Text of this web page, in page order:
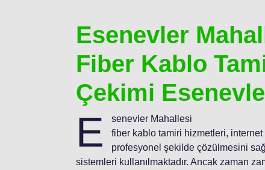
Esenevler
Fiber Kablo
Çekimi
E
senevler Mahallesi
fiber kablo tamiri hizmetleri, internet
profesyonel şekilde çözülmesini
sistemleri kullanılmaktadır. Ancak zaman